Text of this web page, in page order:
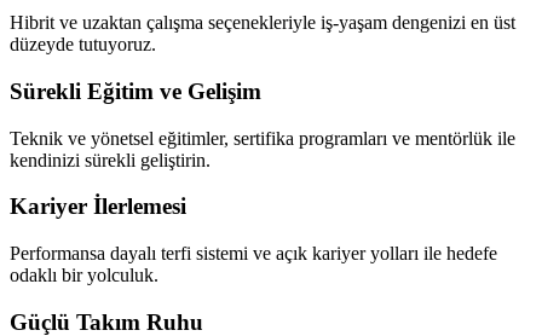
Hibrit ve uzaktan çalışma seçenekleriyle iş-yaşam dengenizi en üst
düzeyde tutuyoruz.
Sürekli Eğitim ve Gelişim
Teknik ve yönetsel eğitimler, sertifika programları ve mentörlük ile
kendinizi sürekli geliştirin.
Kariyer İlerlemesi
Performansa dayalı terfi sistemi ve açık kariyer yolları ile hedefe
odaklı bir yolculuk.
Güçlü Takım Ruhu